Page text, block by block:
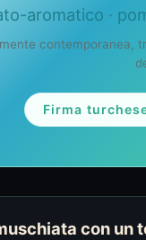
aromatico ·
Firma
con un